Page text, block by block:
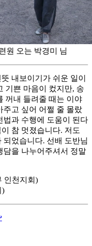
원 오는 박경미 님
내보이기가 쉬운 일이
기쁜 마음이 컸지만, 송
꺼내 들려줄 때는 이야
주고 싶어 어쩔 줄 몰랐
법과 수행에 도움이 된다
참 멋졌습니다. 저도
었습니다. 선배 도반님
담을 나누어주셔서 정말
인천지회)
)